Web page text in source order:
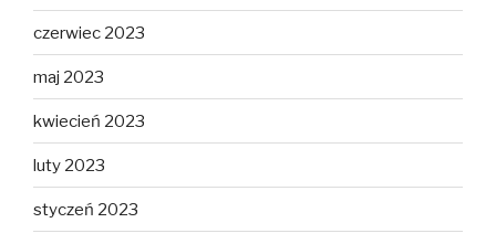
czerwiec 2023
maj 2023
kwiecień 2023
luty 2023
styczeń 2023